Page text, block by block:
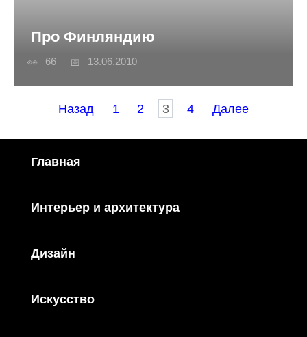
Про Финляндию
66 13.06.2010
ПагинацияНазад 1 2 3 4 Далее
Главная
Интерьер и архитектура
Дизайн
Искусство